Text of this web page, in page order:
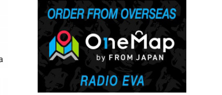
(7)
(10 )
(5)
(11)
9
(18)
(17 )
(13
(16)